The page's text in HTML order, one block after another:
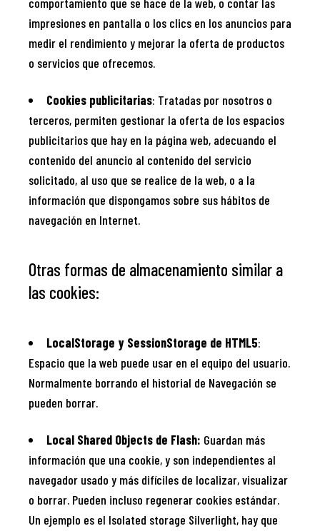
impresiones en pantalla o los clics en los anuncios para
medir el rendimiento y mejorar la oferta de productos
o servicios que ofrecemos.
Cookies publicitarias: Tratadas por nosotros o
terceros, permiten gestionar la oferta de los espacios
publicitarios que hay en la página web, adecuando el
contenido del anuncio al contenido del servicio
solicitado, al uso que se realice de la web, o a la
información que dispongamos sobre sus hábitos de
navegación en Internet.
Otras formas de almacenamiento similar a
las cookies:
LocalStorage y SessionStorage de HTML5:
Espacio que la web puede usar en el equipo del usuario.
Normalmente borrando el historial de Navegación se
pueden borrar.
Local Shared Objects de Flash: Guardan más
información que una cookie, y son independientes al
navegador usado y más difíciles de localizar, visualizar
o borrar. Pueden incluso regenerar cookies estándar.
Un ejemplo es el Isolated storage Silverlight, hay que